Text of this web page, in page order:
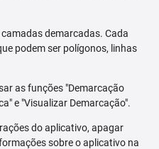
demarcadas. Cada
podem ser polígonos, linhas
as funções "Demarcação
e "Visualizar Demarcação".
do aplicativo, apagar
sobre o aplicativo na